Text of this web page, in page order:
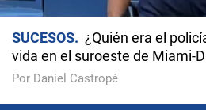
SUCESOS
¿Quién era el
vida en el suroeste de Miami-
Por Daniel Castropé